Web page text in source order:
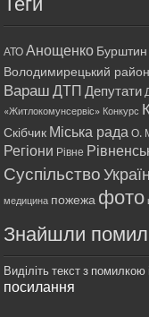
АТО Анощенко Бурштин
Володимирецький район
Вараш ДТП Депутати
«Житлокомунсервіс» Конкурс
Скібчик Міська рада О.
Регіони Рівне
Суспільство
медицина пожежа фото
Знайшли
Виділіть текст з помилкою
посилання